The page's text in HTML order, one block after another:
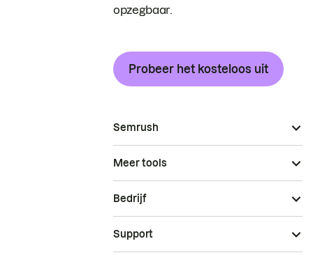
opzegbaar.
Probeer het kosteloos uit
Semrush
Meer tools
Bedrijf
Support